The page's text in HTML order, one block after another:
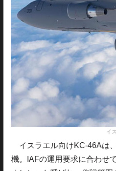
イ
イスラエル向けKC-46Aは
機。IAFの運用要求に合わせ